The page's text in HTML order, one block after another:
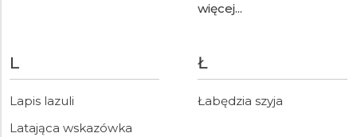
więcej...
L
Lapis lazuli
Latająca wskazówka
Ł
Łabędzia szyja